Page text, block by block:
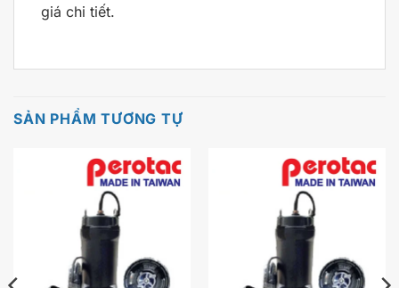
giá chi tiết.
SẢN PHẨM TƯƠNG TỰ